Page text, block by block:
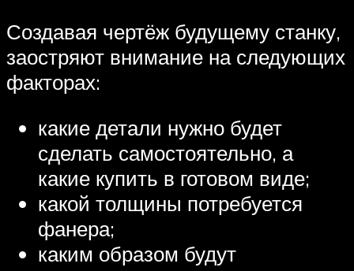
Создавая чертёж будущему станку,
заостряют внимание на следующих
факторах:
какие детали нужно будет
сделать самостоятельно, а
какие купить в готовом виде;
какой толщины потребуется
фанера;
каким образом будут